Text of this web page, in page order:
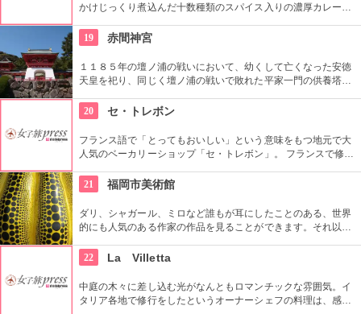
かけじっくり煮込んだ十数種類のスパイス入りの濃厚カレーに
と地元でも評判に。 第２６回全国菓子大博覧会で農林水産大臣
賞を受賞した焼カレードーナツ、バナナケーキなどの手作りケ
ーキもあわせて楽しんでみて。
19 赤間神宮
１１８５年の壇ノ浦の戦いにおいて、幼くして亡くなった安徳
天皇を祀り、同じく壇ノ浦の戦いで敗れた平家一門の供養塔が
も建てられている他、国の重要文化財を展示する宝物殿も。朱
色の門が美しく、関門海峡も見渡せる素晴らしい景色が広がり
ます。
20 セ・トレボン
フランス語で「とってもおいしい」という意味をもつ地元で大
人気のベーカリーショップ「セ・トレボン」。 フランスで修行
つくり出すパンの中で、特に、ハード系の自家製パンが大人
気。 もちろん、サンドイッチ、あんぱん。メロンパンや食パン
などの定番メニューの品揃えも。
21 福岡市美術館
ダリ、シャガール、ミロなど誰もが耳にしたことのある、世界
的にも人気のある作家の作品を見ることができます。それ以外
す。大濠公園内にあります。
22 La Villetta
中庭の木々に差し込む光がなんともロマンチックな雰囲気。イ
タリア各地で修行をしたというオーナーシェフの料理は、感動